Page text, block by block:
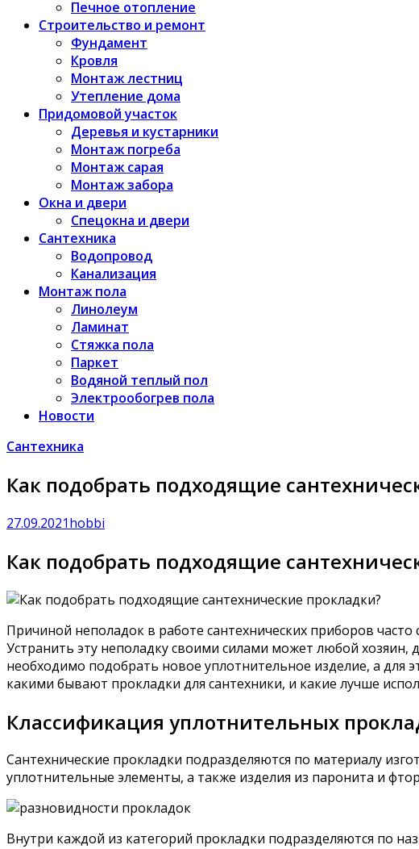
Печное отопление
Строительство и ремонт
Фундамент
Кровля
Монтаж лестниц
Утепление дома
Придомовой участок
Деревья и кустарники
Монтаж погреба
Монтаж сарая
Монтаж забора
Окна и двери
Спецокна и двери
Сантехника
Водопровод
Канализация
Монтаж пола
Линолеум
Ламинат
Стяжка пола
Паркет
Водяной теплый пол
Электрообогрев пола
Новости
Сантехника
Как подобрать подходящие
27.09.2021hobbi
Как подобрать подходящие
Причиной неполадок в работе сантехнических приборов
Устранить эту неполадку своими силами может любой
необходимо подобрать новое уплотнительное изделие, а для
какими бывают прокладки для сантехники, и какие лучше
Классификация уплотнительных
Сантехнические прокладки подразделяются по материалу
уплотнительные элементы, а также изделия из паронита и
Внутри каждой из категорий прокладки подразделяются по